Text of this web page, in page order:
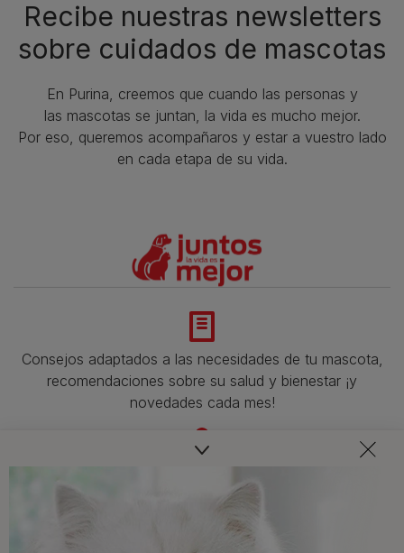
Recibe nuestras newsletters
sobre cuidados de mascotas​
En Purina, creemos que cuando las personas y
las mascotas se juntan, la vida es mucho mejor.
Por eso, queremos acompañaros y estar a vuestro lado
en cada etapa de su vida.​
Consejos adaptados a las necesidades de tu mascota,
recomendaciones sobre su salud y bienestar ¡y
novedades cada mes!
para resolver todas tus dudas.​